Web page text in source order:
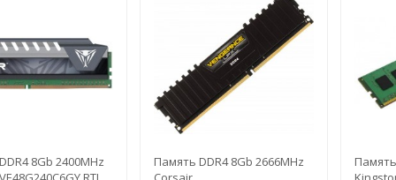
8Gb 2400MHz
Память DDR4 8Gb 2666MHz